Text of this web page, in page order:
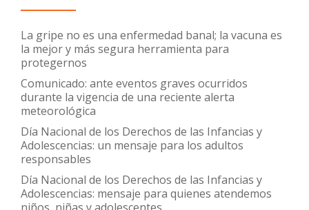
La gripe no es una enfermedad banal; la vacuna es
la mejor y más segura herramienta para
protegernos
Comunicado: ante eventos graves ocurridos
durante la vigencia de una reciente alerta
meteorológica
Día Nacional de los Derechos de las Infancias y
Adolescencias: un mensaje para los adultos
responsables
Día Nacional de los Derechos de las Infancias y
Adolescencias: mensaje para quienes atendemos
niños, niñas y adolescentes